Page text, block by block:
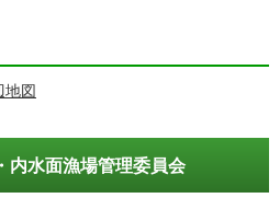
地図
内水面漁場管理委員会